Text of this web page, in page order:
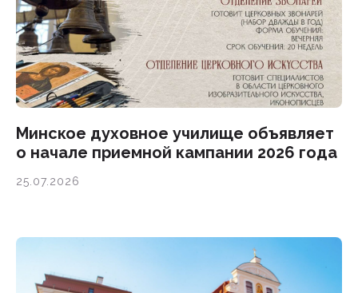
Минское духовное училище объявляет
о начале приемной кампании 2026 года
25.07.2026